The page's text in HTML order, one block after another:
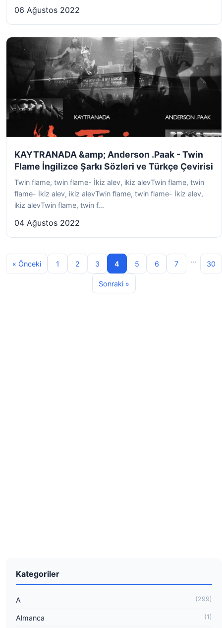
06 Ağustos 2022
KAYTRANADA &amp; Anderson .Paak - Twin
Flame İngilizce Şarkı Sözleri ve Türkçe Çevirisi
Twin flame, twin flame- İkiz alev, ikiz alevTwin flame, twin
flame- İkiz alev, ikiz alevTwin flame, twin flame- İkiz alev,
ikiz alevTwin flame, twin f...
04 Ağustos 2022
« Önceki 1 2 3 4 5 6 7 ... 30
Sonraki »
Kategoriler
A (299)
Almanca (1)